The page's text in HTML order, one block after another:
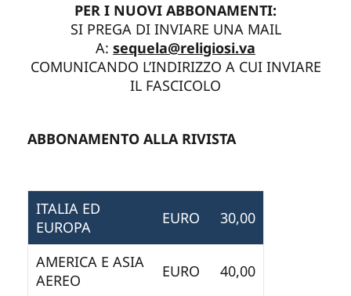
PER I NUOVI ABBONAMENTI:
SI PREGA DI INVIARE UNA MAIL
A: sequela@religiosi.va
COMUNICANDO L’INDIRIZZO A CUI INVIARE
IL FASCICOLO
ABBONAMENTO ALLA RIVISTA
ITALIA ED
EUROPA
EURO 30,00
AMERICA E ASIA
AEREO
EURO 40,00